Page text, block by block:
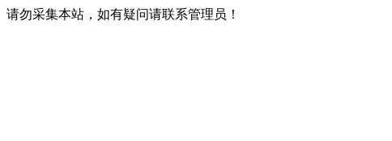
请勿采集本站，如有疑问请联系管理员！